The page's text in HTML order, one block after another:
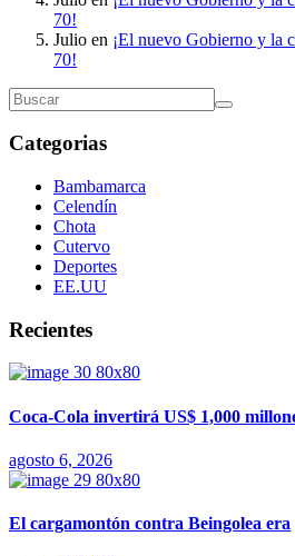
70!
Julio en ¡El nuevo Gobierno y la
70!
Categorias
Bambamarca
Celendín
Chota
Cutervo
Deportes
EE.UU
Recientes
Coca-Cola invertirá US$ 1,000
agosto 6, 2026
El cargamontón contra Beingolea era